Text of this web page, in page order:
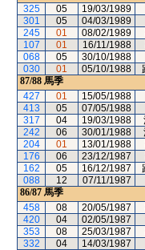
325
05 19/03/1989
301
05 04/03/1989
245
01 08/02/1989
107
01 16/11/1988
068
05 30/10/1988
030
01 05/10/1988
87/88 馬季
427
01 15/05/1988
413
05 07/05/1988
317
04 19/03/1988
242
06 30/01/1988
204
01 13/01/1988
176
06 23/12/1987
162
05 16/12/1987
088
12 07/11/1987
86/87 馬季
458
08 20/05/1987
420
04 02/05/1987
353
08 25/03/1987
332
04 14/03/1987